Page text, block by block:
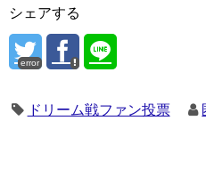
シェアする
error
ドリーム戦ファン投票